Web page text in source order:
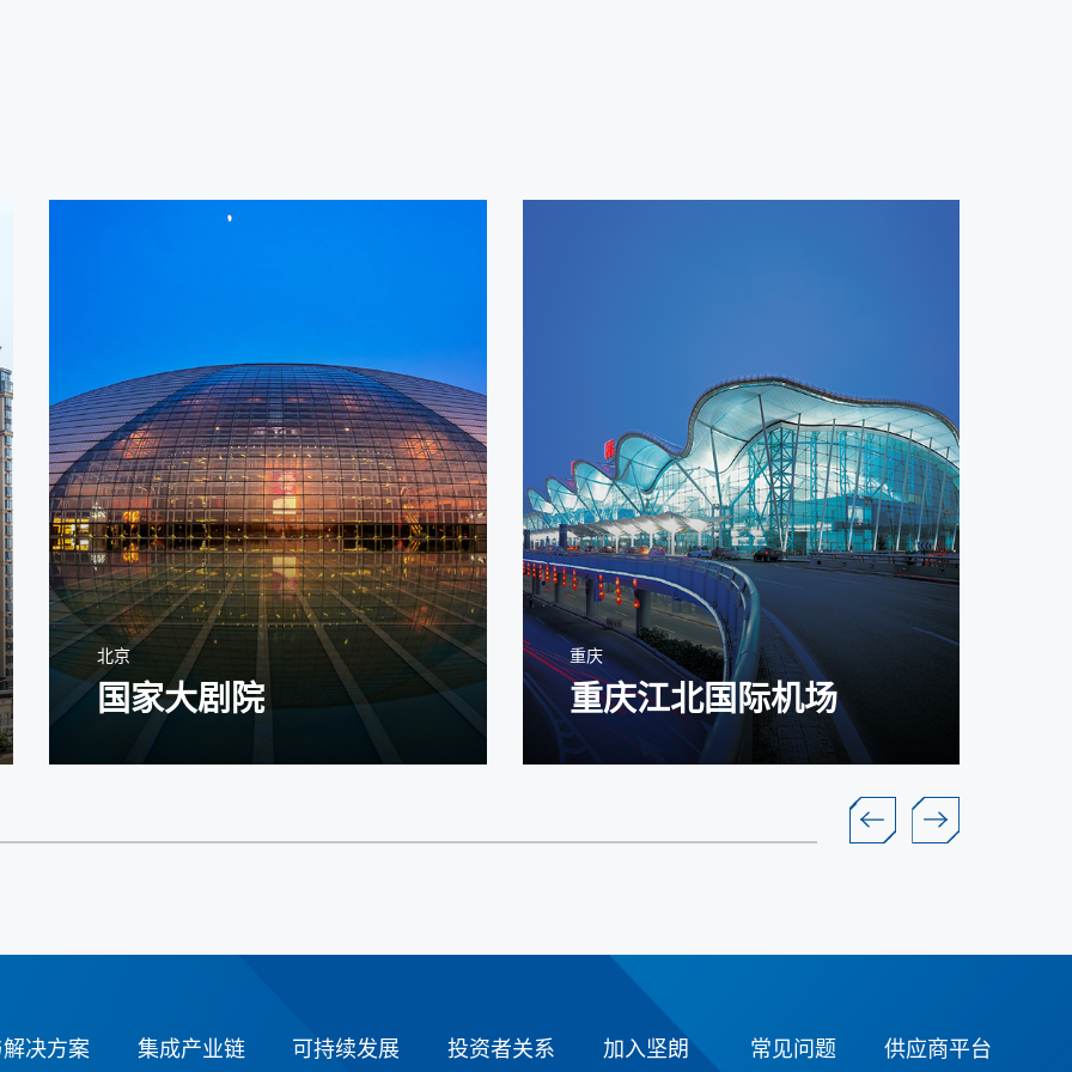
北京
国家大剧院
重庆
重庆江北国际机场
决方案 集成产业链 可持续发展 投资者关系 加入坚朗 常见问题 供应商平台